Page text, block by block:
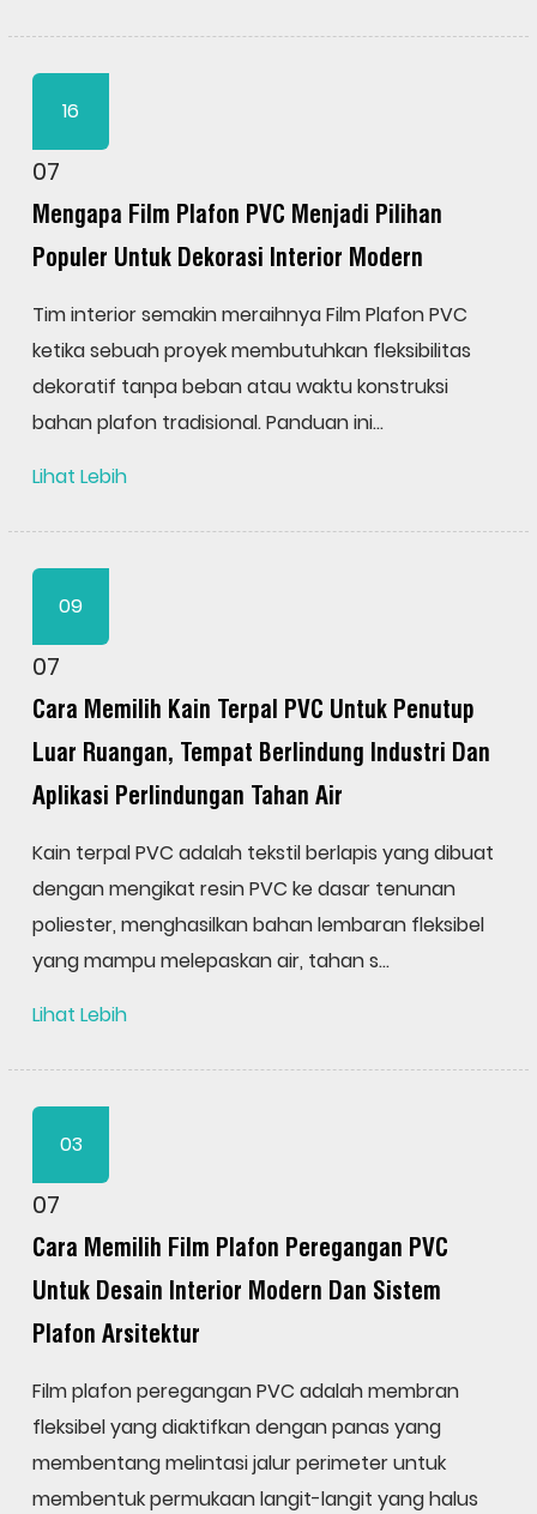
16
07
Mengapa Film Plafon PVC Menjadi Pilihan
Populer Untuk Dekorasi Interior Modern
Tim interior semakin meraihnya Film Plafon PVC
ketika sebuah proyek membutuhkan fleksibilitas
dekoratif tanpa beban atau waktu konstruksi
bahan plafon tradisional. Panduan ini...
Lihat Lebih
09
07
Cara Memilih Kain Terpal PVC Untuk Penutup
Luar Ruangan, Tempat Berlindung Industri Dan
Aplikasi Perlindungan Tahan Air
Kain terpal PVC adalah tekstil berlapis yang dibuat
dengan mengikat resin PVC ke dasar tenunan
poliester, menghasilkan bahan lembaran fleksibel
yang mampu melepaskan air, tahan s...
Lihat Lebih
03
07
Cara Memilih Film Plafon Peregangan PVC
Untuk Desain Interior Modern Dan Sistem
Plafon Arsitektur
Film plafon peregangan PVC adalah membran
fleksibel yang diaktifkan dengan panas yang
membentang melintasi jalur perimeter untuk
membentuk permukaan langit-langit yang halus